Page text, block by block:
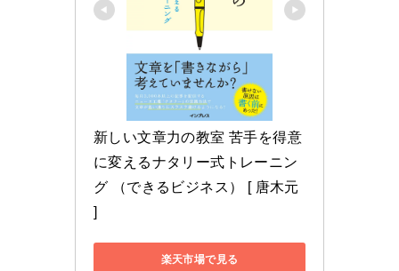
新しい文章力の教室 苦手を得意
に変えるナタリー式トレーニン
グ （できるビジネス） [ 唐木元
]
楽天市場で見る